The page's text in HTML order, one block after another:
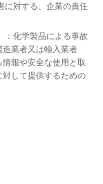
に対する、企業の責任
：化学製品による事故
業者又は輸入業者
報や安全な使用と取
して提供するための